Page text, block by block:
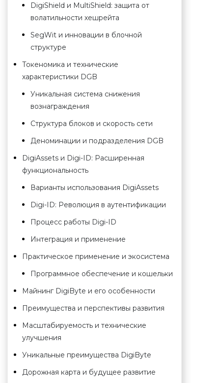
DigiShield и MultiShield: защита от
волатильности хешрейта
SegWit и инновации в блочной
структуре
Токеномика и технические
характеристики DGB
Уникальная система снижения
вознаграждения
Структура блоков и скорость сети
Деноминации и подразделения DGB
DigiAssets и Digi-ID: Расширенная
функциональность
Варианты использования DigiAssets
Digi-ID: Революция в аутентификации
Процесс работы Digi-ID
Интеграция и применение
Практическое применение и экосистема
Программное обеспечение и кошельки
Майнинг DigiByte и его особенности
Преимущества и перспективы развития
Масштабируемость и технические
улучшения
Уникальные преимущества DigiByte
Дорожная карта и будущее развитие